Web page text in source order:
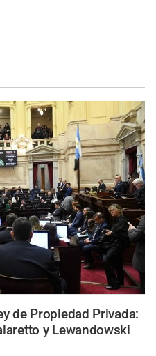
de Propiedad Privada:
y Lewandowski